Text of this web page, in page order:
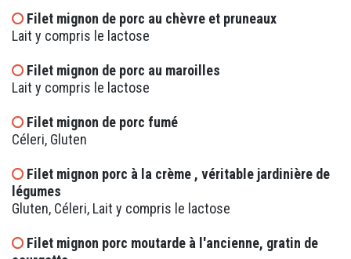
Filet mignon de porc au chèvre et pruneaux
Lait y compris le lactose
Filet mignon de porc au maroilles
Lait y compris le lactose
Filet mignon de porc fumé
Céleri, Gluten
Filet mignon porc à la crème , véritable jardinière de
légumes
Gluten, Céleri, Lait y compris le lactose
Filet mignon porc moutarde à l'ancienne, gratin de